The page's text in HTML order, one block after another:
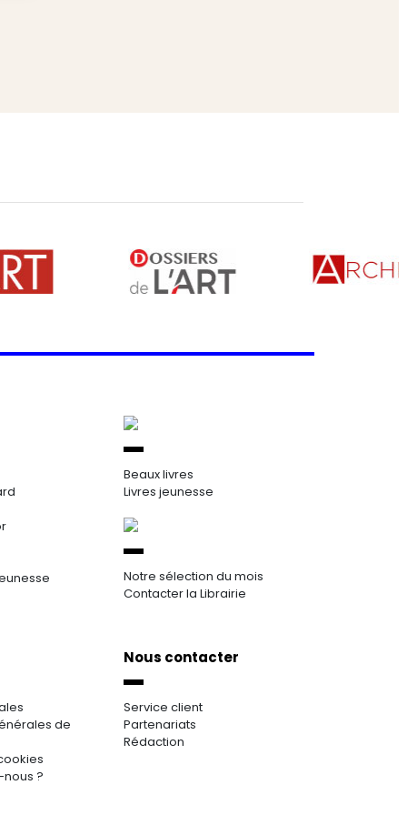
Beaux livres
Livres jeunesse
Notre sélection du mois
Contacter la Librairie
de
?
Nous contacter
Service client
Partenariats
Rédaction